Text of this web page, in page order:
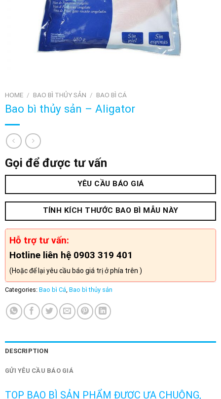
HOME / BAO BÌ THỦY SẢN / BAO BÌ CÁ
Bao bì thủy sản – Aligator
Gọi để được tư vấn
YÊU CẦU BÁO GIÁ
TÍNH KÍCH THƯỚC BAO BÌ MẪU NÀY
Hỗ trợ tư vấn:
Hotline liên hệ 0903 319 401
(Hoặc để lại yêu cầu báo giá trị ở phía trên )
Categories: Bao bì Cá Bao bì thủy sản
DESCRIPTION
GỬI YÊU CẦU BÁO GIÁ
TOP BAO BÌ SẢN PHẨM ĐƯỢC ƯA CHUỘNG,